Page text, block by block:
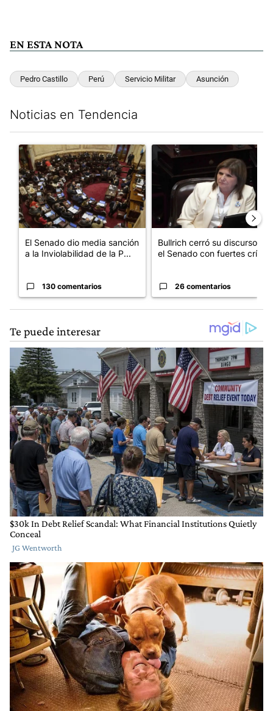
EN ESTA NOTA
Pedro Castillo Perú Servicio Militar Asunción
Noticias en Tendencia
Un artículo de tendencia con el título "El Senado dio media
El Senado dio media sanción
a la Inviolabilidad de la P...
130 comentarios
Un artículo de tendencia
Bullrich cerró su discurso en
el Senado con fuertes crí...
26 comentarios